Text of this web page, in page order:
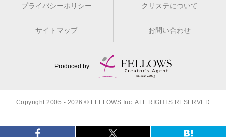
プライバシーポリシー クリステについて
サイトマップ お問い合わせ
Produced by
Copyright 2005 - 2026 © FELLOWS Inc. ALL RIGHTS RESERVED